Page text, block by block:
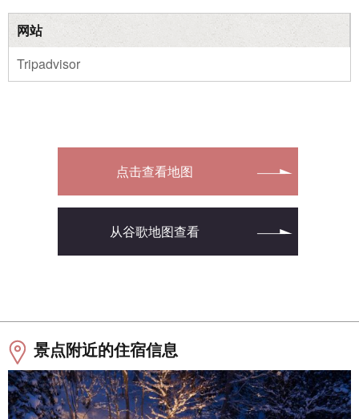
网站
Tripadvisor
点击查看地图
从谷歌地图查看
景点附近的住宿信息